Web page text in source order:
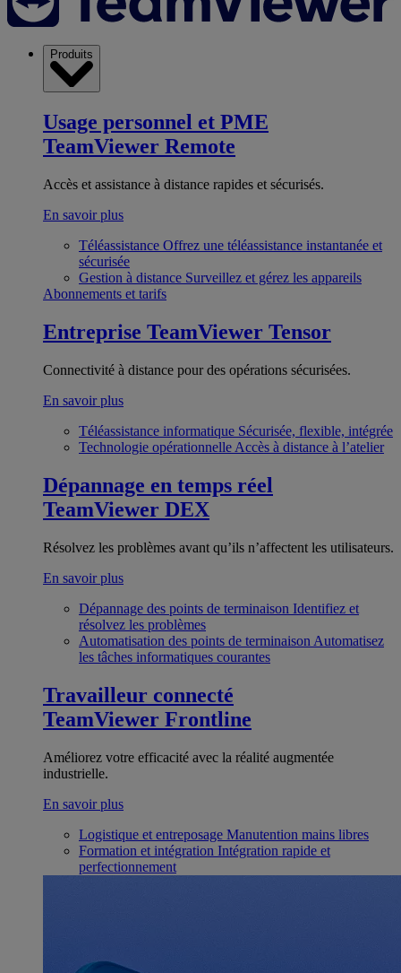
Produits
Usage personnel et PME
TeamViewer Remote
Accès et assistance à distance rapides et sécurisés.
En savoir plus
Téléassistance Offrez une téléassistance instantanée et
sécurisée
Gestion à distance Surveillez et gérez les appareils
Abonnements et tarifs
Entreprise TeamViewer Tensor
Connectivité à distance pour des opérations sécurisées.
En savoir plus
Téléassistance informatique Sécurisée, flexible, intégrée
Technologie opérationnelle Accès à distance à l’atelier
Dépannage en temps réel
TeamViewer DEX
Résolvez les problèmes avant qu’ils n’affectent les utilisateurs.
En savoir plus
Dépannage des points de terminaison Identifiez et
résolvez les problèmes
Automatisation des points de terminaison Automatisez
les tâches informatiques courantes
Travailleur connecté
TeamViewer Frontline
Améliorez votre efficacité avec la réalité augmentée
industrielle.
En savoir plus
Logistique et entreposage Manutention mains libres
Formation et intégration Intégration rapide et
perfectionnement